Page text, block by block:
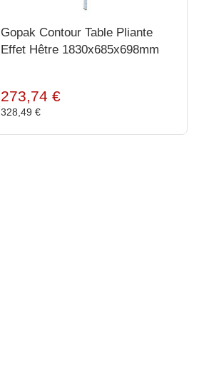
Gopak Contour Table Pliante
Effet Hêtre 1830x685x698mm
273,74 €
328,49 €